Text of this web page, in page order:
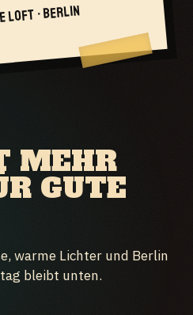
LOFT · BERLIN
MEHR
GUTE
warme Lichter und Berlin
bleibt unten.